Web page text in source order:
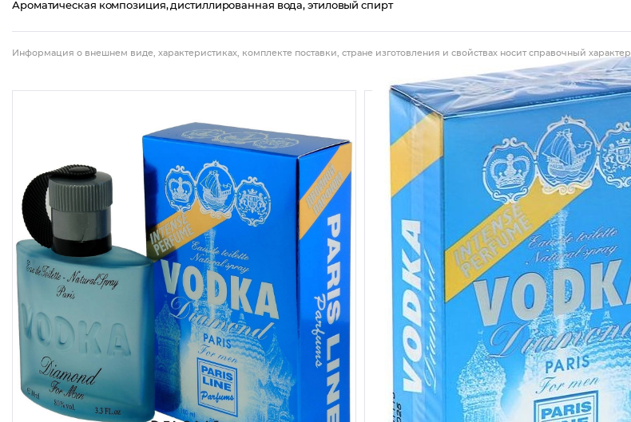
Ароматическая композиция, дистиллированная вода, этиловый спирт
Информация о внешнем виде, характеристиках, комплекте поставки, стране изготовления и свойствах носит справочный характер.